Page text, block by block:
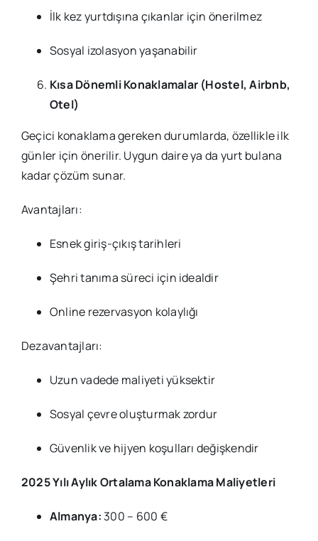
İlk kez yurtdışına çıkanlar için önerilmez
Sosyal izolasyon yaşanabilir
Kısa Dönemli Konaklamalar (Hostel, Airbnb,
Otel)
Geçici konaklama gereken durumlarda, özellikle ilk
günler için önerilir. Uygun daire ya da yurt bulana
kadar çözüm sunar.
Avantajları:
Esnek giriş-çıkış tarihleri
Şehri tanıma süreci için idealdir
Online rezervasyon kolaylığı
Dezavantajları:
Uzun vadede maliyeti yüksektir
Sosyal çevre oluşturmak zordur
Güvenlik ve hijyen koşulları değişkendir
2025 Yılı Aylık Ortalama Konaklama Maliyetleri
Almanya:300 – 600 €